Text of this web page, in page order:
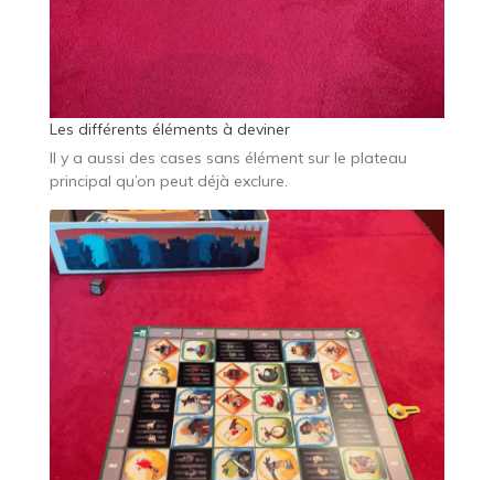
Les différents éléments à deviner
Il y a aussi des cases sans élément sur le plateau
principal qu’on peut déjà exclure.